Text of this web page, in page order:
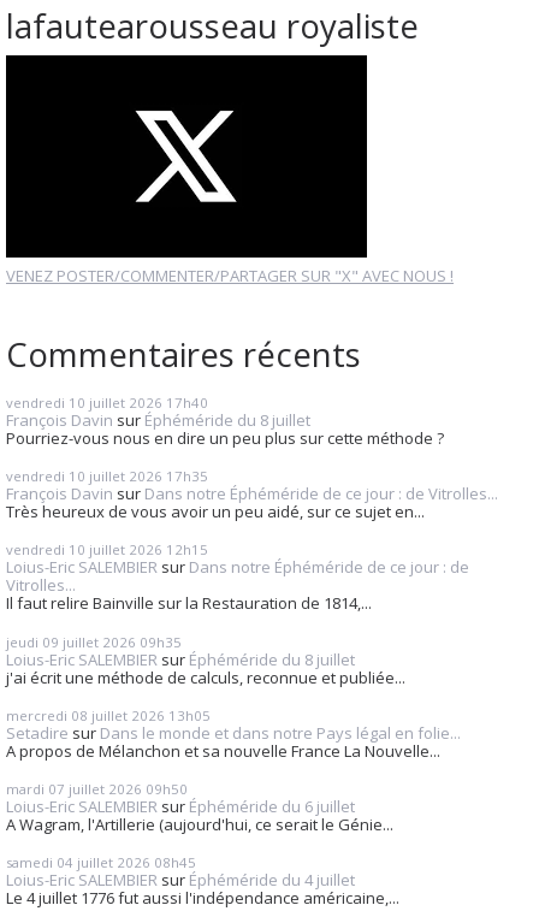
lafautearousseau royaliste
VENEZ POSTER/COMMENTER/PARTAGER SUR "X" AVEC NOUS !
Commentaires récents
vendredi 10 juillet 2026 17h40
François Davin sur Éphéméride du 8 juillet
Pourriez-vous nous en dire un peu plus sur cette méthode ?
vendredi 10 juillet 2026 17h35
François Davin sur Dans notre Éphéméride de ce jour : de Vitrolles...
Très heureux de vous avoir un peu aidé, sur ce sujet en...
vendredi 10 juillet 2026 12h15
Loius-Eric SALEMBIER sur Dans notre Éphéméride de ce jour : de
Vitrolles...
Il faut relire Bainville sur la Restauration de 1814,...
jeudi 09 juillet 2026 09h35
Loius-Eric SALEMBIER sur Éphéméride du 8 juillet
j'ai écrit une méthode de calculs, reconnue et publiée...
mercredi 08 juillet 2026 13h05
Setadire sur Dans le monde et dans notre Pays légal en folie...
A propos de Mélanchon et sa nouvelle France La Nouvelle...
mardi 07 juillet 2026 09h50
Loius-Eric SALEMBIER sur Éphéméride du 6 juillet
A Wagram, l'Artillerie (aujourd'hui, ce serait le Génie...
samedi 04 juillet 2026 08h45
Loius-Eric SALEMBIER sur Éphéméride du 4 juillet
Le 4 juillet 1776 fut aussi l'indépendance américaine,...